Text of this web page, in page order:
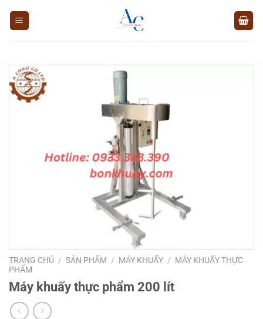
TRANG CHỦ / SẢN PHẨM / MÁY KHUẤY / MÁY KHUẤY THỰC
PHẨM
Máy khuấy thực phẩm 200 lít